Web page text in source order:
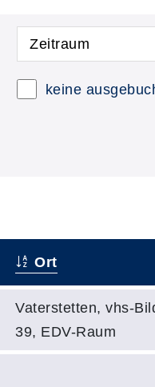
Zeitraum
keine
Ort
Vaterstetten, vhs-
39, EDV-Raum